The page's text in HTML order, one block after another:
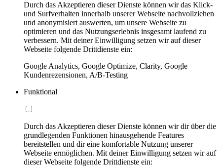
Durch das Akzeptieren dieser Dienste können wir das Klick-
und Surfverhalten innerhalb unserer Webseite nachvollziehen
und anonymisiert auswerten, um unsere Webseite zu
optimieren und das Nutzungserlebnis insgesamt laufend zu
verbessern. Mit deiner Einwilligung setzen wir auf dieser
Webseite folgende Drittdienste ein:
Google Analytics, Google Optimize, Clarity, Google
Kundenrezensionen, A/B-Testing
Funktional
Durch das Akzeptieren dieser Dienste können wir dir über die
grundlegenden Funktionen hinausgehende Features
bereitstellen und dir eine komfortable Nutzung unserer
Webseite ermöglichen. Mit deiner Einwilligung setzen wir auf
dieser Webseite folgende Drittdienste ein: